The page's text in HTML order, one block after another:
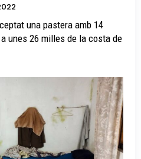
una pastera amb 14
unes 26 milles de la costa de